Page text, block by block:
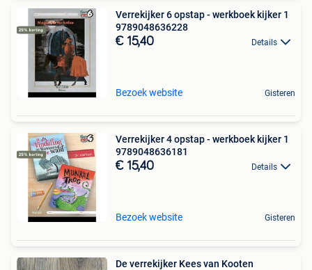
Verrekijker 6 opstap - werkboek kijker 1
9789048636228
€ 15,40 Details
Bezoek website Gisteren
Verrekijker 4 opstap - werkboek kijker 1
9789048636181
€ 15,40 Details
Bezoek website Gisteren
De verrekijker Kees van Kooten